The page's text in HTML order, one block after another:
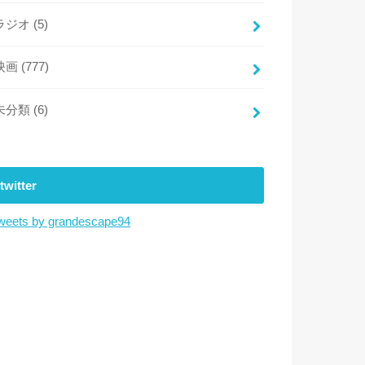
ジオ (5)
画 (777)
分類 (6)
twitter
by grandescape94